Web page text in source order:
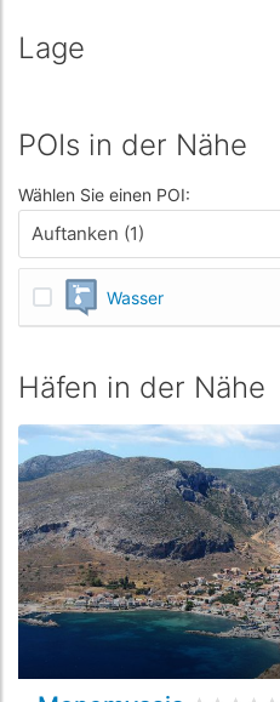
Lage
POIs in der Nähe
Wählen Sie einen POI:
Auftanken (1)
Wasser
Häfen in der Nähe